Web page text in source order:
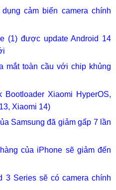
cảm biến camera chính
(1) được update Android 14
mắt toàn cầu với chip khủng
Xiaomi HyperOS,
Xiaomi 14)
Samsung đã giảm gấp 7 lần
của iPhone sẽ giảm đến
3 Series sẽ có camera chính